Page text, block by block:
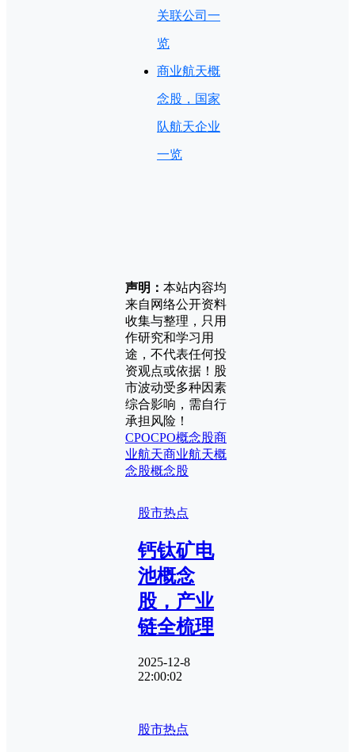
关联公司一
览
商业航天概
念股，国家
队航天企业
一览
声明： 本站内容均
来自网络公开资料
收集与整理，只用
作研究和学习用
途，不代表任何投
资观点或依据！股
市波动受多种因素
综合影响，需自行
承担风险！
CPOCPO概念股商
业航天商业航天概
念股概念股
股市热点
钙钛矿电
池概念
股，产业
链全梳理
2025-12-8
22:00:02
股市热点